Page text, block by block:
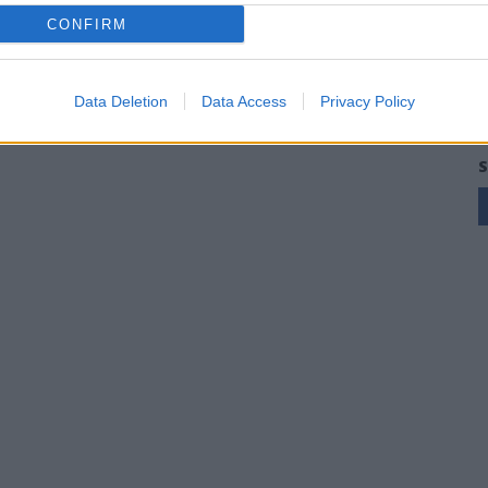
CONFIRM
Data Deletion Data Access Privacy Policy